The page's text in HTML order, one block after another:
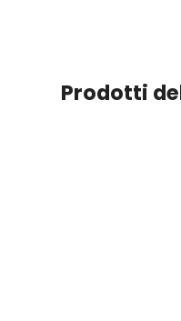
Prodotti